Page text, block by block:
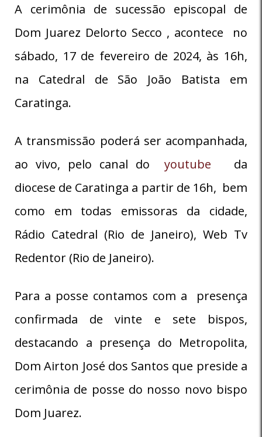
A cerimônia de sucessão episcopal de
Dom Juarez Delorto Secco , acontece no
sábado, 17 de fevereiro de 2024, às 16h,
na Catedral de São João Batista em
Caratinga.
A transmissão poderá ser acompanhada,
ao vivo, pelo canal doyoutube
da
diocese de Caratinga a partir de 16h, bem
como em todas emissoras da cidade,
Rádio Catedral (Rio de Janeiro), Web Tv
Redentor (Rio de Janeiro).
Para a posse contamos com a presença
confirmada de vinte e sete bispos,
destacando a presença do Metropolita,
Dom Airton José dos Santos que preside a
cerimônia de posse do nosso novo bispo
Dom Juarez.